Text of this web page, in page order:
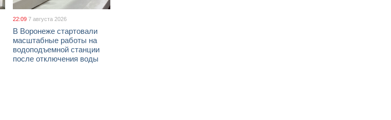
22:09 7 августа 2026
В Воронеже стартовали
масштабные работы на
водоподъемной станции
после отключения воды